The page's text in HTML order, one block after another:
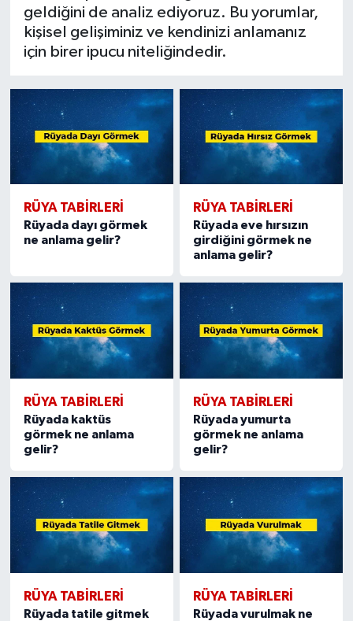
geldiğini de analiz ediyoruz. Bu yorumlar,
kişisel gelişiminiz ve kendinizi anlamanız
için birer ipucu niteliğindedir.
RÜYA TABIRLERI
Rüyada dayı görmek
ne anlama gelir?
RÜYA TABIRLERI
Rüyada eve hırsızın
girdiğini görmek ne
anlama gelir?
RÜYA TABIRLERI
Rüyada kaktüs
görmek ne anlama
gelir?
RÜYA TABIRLERI
Rüyada yumurta
görmek ne anlama
gelir?
RÜYA TABIRLERI
Rüyada tatile gitmek
RÜYA TABIRLERI
Rüyada vurulmak ne
Magazin
Pazarlar
Politika
Rüya Tabirleri
Şaphane
Simav
Siyaset
Spor
Teknoloji
Türkiye
Video Galeri